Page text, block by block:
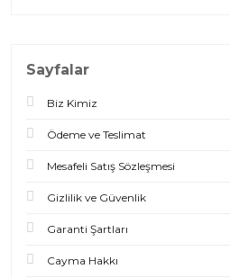
Sayfalar
Biz Kimiz
Ödeme ve Teslimat
Mesafeli Satış Sözleşmesi
Gizlilik ve Güvenlik
Garanti Şartları
Cayma Hakkı